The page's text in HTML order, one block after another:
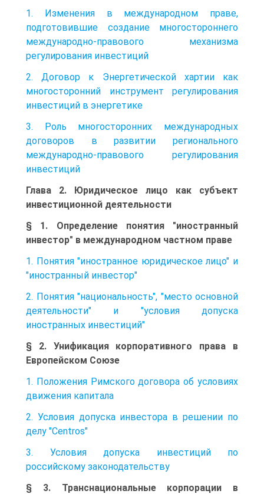
1. Изменения в международном праве,
подготовившие создание многостороннего
международно-правового механизма
регулирования инвестиций
2. Договор к Энергетической хартии как
многосторонний инструмент регулирования
инвестиций в энергетике
3. Роль многосторонних международных
договоров в развитии регионального
международно-правового регулирования
инвестиций
Глава 2. Юридическое лицо как субъект
инвестиционной деятельности
§ 1. Определение понятия "иностранный
инвестор" в международном частном праве
1. Понятия "иностранное юридическое лицо" и
"иностранный инвестор"
2. Понятия "национальность", "место основной
деятельности" и "условия допуска
иностранных инвестиций"
§ 2. Унификация корпоративного права в
Европейском Союзе
1. Положения Римского договора об условиях
движения капитала
2. Условия допуска инвестора в решении по
делу "Centros"
3. Условия допуска инвестиций по
российскому законодательству
§ 3. Транснациональные корпорации в